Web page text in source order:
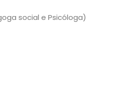
social e Psicóloga)